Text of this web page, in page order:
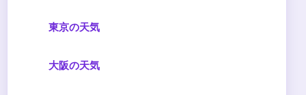
東京の天気
大阪の天気